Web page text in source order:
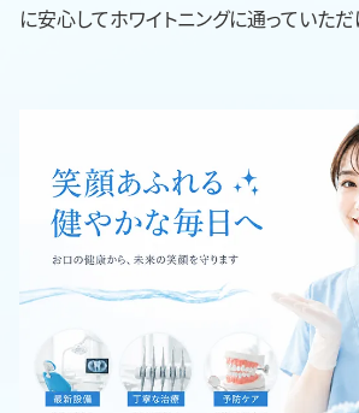
に安心してホワイトニングに通っていただ